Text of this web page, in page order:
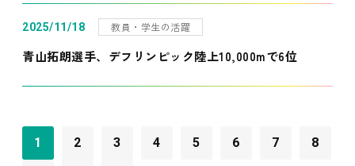
2025/11/18 教員・学生の活躍
青山拓朗選手、デフリンピック陸上10,000mで6位
1 2 3 4 5 6 7 8